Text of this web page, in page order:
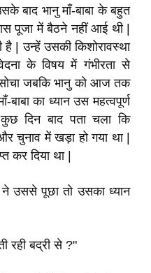
बाद भानु माँ-बाबा के बहुत
पूजा में बैठने नहीं आई थी |
है | उन्हें उसकी किशोरावस्था
के विषय में गंभीरता से
सोचा जबकि भानु को आज तक
बाबा का ध्यान उस महत्वपूर्ण
दिन बाद पता चला कि
चुनाव में खड़ा हो गया था |
कर दिया था |
ने उससे पूछा तो उसका ध्यान
रही बद्री से ?"